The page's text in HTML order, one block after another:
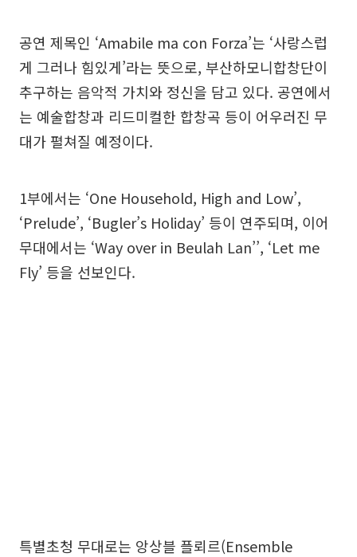
공연 제목인 ‘Amabile ma con Forza’는 ‘사랑스럽
게 그러나 힘있게’라는 뜻으로, 부산하모니합창단이
추구하는 음악적 가치와 정신을 담고 있다. 공연에서
는 예술합창과 리드미컬한 합창곡 등이 어우러진 무
대가 펼쳐질 예정이다.
1부에서는 ‘One Household, High and Low’,
‘Prelude’, ‘Bugler’s Holiday’ 등이 연주되며, 이어
무대에서는 ‘Way over in Beulah Lan’’, ‘Let me
Fly’ 등을 선보인다.
특별초청 무대로는 앙상블 플뢰르(Ensemble